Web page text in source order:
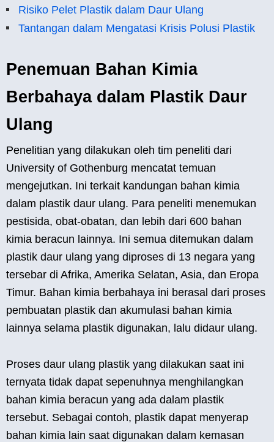
Risiko Pelet Plastik dalam Daur Ulang
Tantangan dalam Mengatasi Krisis Polusi Plastik
Penemuan Bahan Kimia
Berbahaya dalam Plastik Daur
Ulang
Penelitian yang dilakukan oleh tim peneliti dari
University of Gothenburg mencatat temuan
mengejutkan. Ini terkait kandungan bahan kimia
dalam plastik daur ulang. Para peneliti menemukan
pestisida, obat-obatan, dan lebih dari 600 bahan
kimia beracun lainnya. Ini semua ditemukan dalam
plastik daur ulang yang diproses di 13 negara yang
tersebar di Afrika, Amerika Selatan, Asia, dan Eropa
Timur. Bahan kimia berbahaya ini berasal dari proses
pembuatan plastik dan akumulasi bahan kimia
lainnya selama plastik digunakan, lalu didaur ulang.
Proses daur ulang plastik yang dilakukan saat ini
ternyata tidak dapat sepenuhnya menghilangkan
bahan kimia beracun yang ada dalam plastik
tersebut. Sebagai contoh, plastik dapat menyerap
bahan kimia lain saat digunakan dalam kemasan